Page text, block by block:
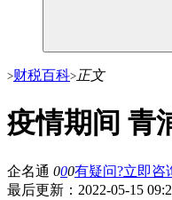
>财税百科> 正文
疫情期间 青
企名通 000有疑问?立即咨
最后更新： 2022-05-15